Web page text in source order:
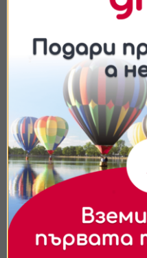
Подходящо ли е за
Съгласие
Ние използваме
бисквитки и подобни
работата на уебсайта,
изживяването ви, да
на сайта и да ви
съдържание и
всички бисквитки, да
изберете
относно начина, по